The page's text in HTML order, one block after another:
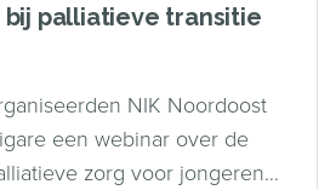
palliatieve transitie
NIK Noordoost
een webinar over de
zorg voor jongeren